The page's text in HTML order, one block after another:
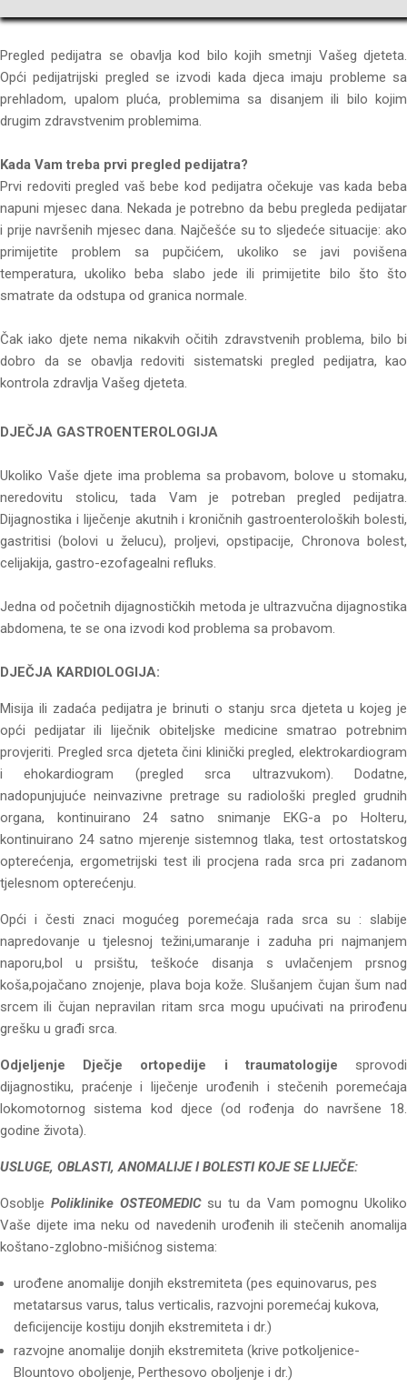
Pregled pedijatra se obavlja kod bilo kojih smetnji Vašeg djeteta.
Opći pedijatrijski pregled se izvodi kada djeca imaju probleme sa
prehladom, upalom pluća, problemima sa disanjem ili bilo kojim
drugim zdravstvenim problemima.
Kada Vam treba prvi pregled pedijatra?
Prvi redoviti pregled vaš bebe kod pedijatra očekuje vas kada beba
napuni mjesec dana. Nekada je potrebno da bebu pregleda pedijatar
i prije navršenih mjesec dana. Najčešće su to sljedeće situacije: ako
primijetite problem sa pupčićem, ukoliko se javi povišena
temperatura, ukoliko beba slabo jede ili primijetite bilo što što
smatrate da odstupa od granica normale.
Čak iako djete nema nikakvih očitih zdravstvenih problema, bilo bi
dobro da se obavlja redoviti sistematski pregled pedijatra, kao
kontrola zdravlja Vašeg djeteta.
DJEČJA GASTROENTEROLOGIJA
Ukoliko Vaše djete ima problema sa probavom, bolove u stomaku,
neredovitu stolicu, tada Vam je potreban pregled pedijatra.
Dijagnostika i liječenje akutnih i kroničnih gastroenteroloških bolesti,
gastritisi (bolovi u želucu), proljevi, opstipacije, Chronova bolest,
celijakija, gastro-ezofagealni refluks.
Jedna od početnih dijagnostičkih metoda je ultrazvučna dijagnostika
abdomena, te se ona izvodi kod problema sa probavom.
DJEČJA KARDIOLOGIJA:
Misija ili zadaća pedijatra je brinuti o stanju srca djeteta u kojeg je
opći pedijatar ili liječnik obiteljske medicine smatrao potrebnim
provjeriti. Pregled srca djeteta čini klinički pregled, elektrokardiogram
i ehokardiogram (pregled srca ultrazvukom). Dodatne,
nadopunjujuće neinvazivne pretrage su radiološki pregled grudnih
organa, kontinuirano 24 satno snimanje EKG-a po Holteru,
kontinuirano 24 satno mjerenje sistemnog tlaka, test ortostatskog
opterećenja, ergometrijski test ili procjena rada srca pri zadanom
tjelesnom opterećenju.
Opći i česti znaci mogućeg poremećaja rada srca su : slabije
napredovanje u tjelesnoj težini,umaranje i zaduha pri najmanjem
naporu,bol u prsištu, teškoće disanja s uvlačenjem prsnog
koša,pojačano znojenje, plava boja kože. Slušanjem čujan šum nad
srcem ili čujan nepravilan ritam srca mogu upućivati na prirođenu
grešku u građi srca.
Odjeljenje Dječje ortopedije i traumatologije sprovodi
dijagnostiku, praćenje i liječenje urođenih i stečenih poremećaja
lokomotornog sistema kod djece (od rođenja do navršene 18.
godine života).
USLUGE, OBLASTI, ANOMALIJE I BOLESTI KOJE SE LIJEČE:
Osoblje Poliklinike OSTEOMEDICsu tu da Vam pomognu Ukoliko
Vaše dijete ima neku od navedenih urođenih ili stečenih anomalija
koštano-zglobno-mišićnog sistema:
urođene anomalije donjih ekstremiteta (pes equinovarus, pes
metatarsus varus, talus verticalis, razvojni poremećaj kukova,
deficijencije kostiju donjih ekstremiteta i dr.)
razvojne anomalije donjih ekstremiteta (krive potkoljenice-
Blountovo oboljenje, Perthesovo oboljenje i dr.)